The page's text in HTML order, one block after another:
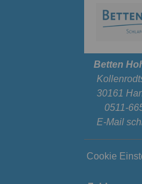
Betten
30161
0511-
E-Mail
Cookie